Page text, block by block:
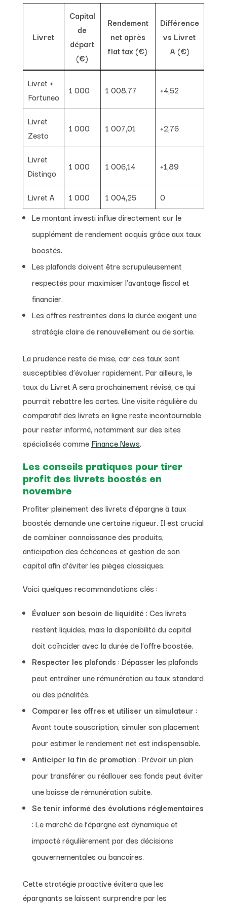
Livret
Capital
de
départ
(€)
Rendement
net après
flat tax (€)
Différence
vs Livret
A (€)
Livret +
Fortuneo
1 000 1 008,77 +4,52
Livret
Zesto
1 000 1 007,01 +2,76
Livret
Distingo
1 000 1 006,14 +1,89
Livret A 1 000 1 004,25
0
Le montant investi influe directement sur le
supplément de rendement acquis grâce aux taux
boostés.
Les plafonds doivent être scrupuleusement
respectés pour maximiser l’avantage fiscal et
financier.
Les offres restreintes dans la durée exigent une
stratégie claire de renouvellement ou de sortie.
La prudence reste de mise, car ces taux sont
susceptibles d’évoluer rapidement. Par ailleurs, le
taux du Livret A sera prochainement révisé, ce qui
pourrait rebattre les cartes. Une visite régulière du
comparatif des livrets en ligne reste incontournable
pour rester informé, notamment sur des sites
spécialisés comme Finance News.
Les conseils pratiques pour tirer
profit des livrets boostés en
novembre
Profiter pleinement des livrets d’épargne à taux
boostés demande une certaine rigueur. Il est crucial
de combiner connaissance des produits,
anticipation des échéances et gestion de son
capital afin d’éviter les pièges classiques.
Voici quelques recommandations clés :
Évaluer son besoin de liquidité : Ces livrets
restent liquides, mais la disponibilité du capital
doit coïncider avec la durée de l’offre boostée.
Respecter les plafonds : Dépasser les plafonds
peut entraîner une rémunération au taux standard
ou des pénalités.
Comparer les offres et utiliser un simulateur :
Avant toute souscription, simuler son placement
pour estimer le rendement net est indispensable.
Anticiper la fin de promotion : Prévoir un plan
pour transférer ou réallouer ses fonds peut éviter
une baisse de rémunération subite.
Se tenir informé des évolutions réglementaires
: Le marché de l’épargne est dynamique et
impacté régulièrement par des décisions
gouvernementales ou bancaires.
Cette stratégie proactive évitera que les
épargnants se laissent surprendre par les